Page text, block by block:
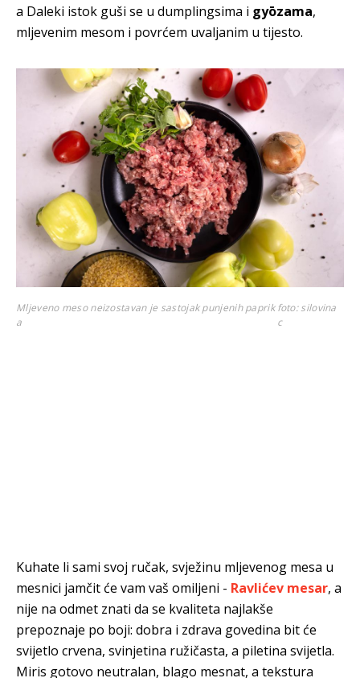
a Daleki istok guši se u dumplingsima i gyōzama,
mljevenim mesom i povrćem uvaljanim u tijesto.
Mljeveno meso neizostavan je sastojak punjenih paprik
a
foto: silovina
c
Kuhate li sami svoj ručak, svježinu mljevenog mesa u
mesnici jamčit će vam vaš omiljeni - Ravlićev mesar, a
nije na odmet znati da se kvaliteta najlakše
prepoznaje po boji: dobra i zdrava govedina bit će
svijetlo crvena, svinjetina ružičasta, a piletina svijetla.
Miris gotovo neutralan, blago mesnat, a tekstura